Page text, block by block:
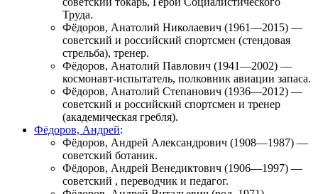
Труда.
Фёдоров, Анатолий Николаевич (1961—2015) —
советский и российский спортсмен (стендовая
стрельба), тренер.
Фёдоров, Анатолий Павлович (1941—2002) —
космонавт-испытатель, полковник авиации запаса.
Фёдоров, Анатолий Степанович (1936—2012) —
советский и российский спортсмен и тренер
(академическая гребля).
Фёдоров, Андрей:
Фёдоров, Андрей Александрович (1908—1987) —
советский ботаник.
Фёдоров, Андрей Венедиктович (1906—1997) —
советский , переводчик и педагог.